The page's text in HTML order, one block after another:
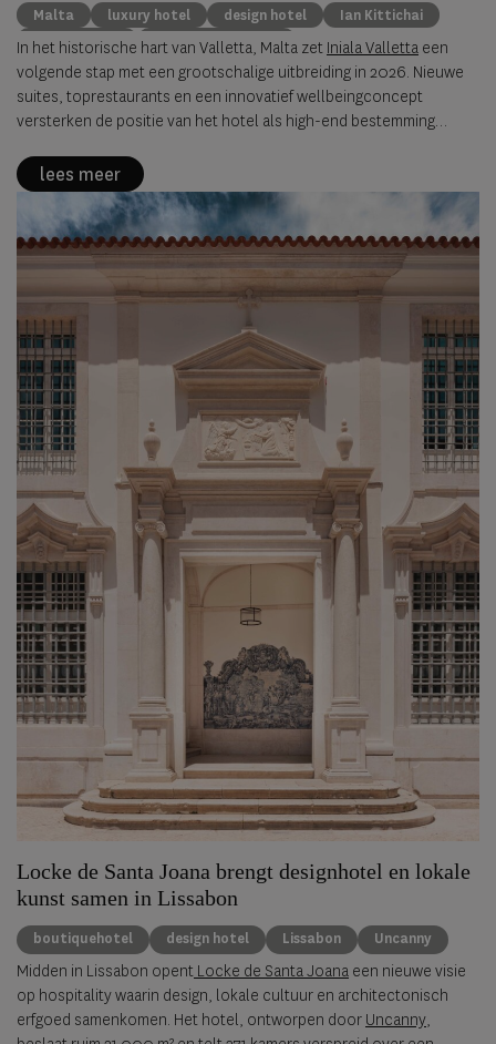
Malta luxury hotel design hotel
Ian Kittichai
Simon Rogan
luxury destination
In het historische hart van Valletta, Malta zet Iniala Valletta een
volgende stap met een grootschalige uitbreiding in 2026. Nieuwe
suites, toprestaurants en een innovatief wellbeingconcept
versterken de positie van het hotel als high-end bestemming
lees meer
Locke de Santa Joana brengt designhotel en lokale
kunst samen in Lissabon
boutiquehotel design hotel Lissabon Uncanny
Midden in Lissabon opent Locke de Santa Joana een nieuwe visie
op hospitality waarin design, lokale cultuur en architectonisch
erfgoed samenkomen. Het hotel, ontworpen door Uncanny,